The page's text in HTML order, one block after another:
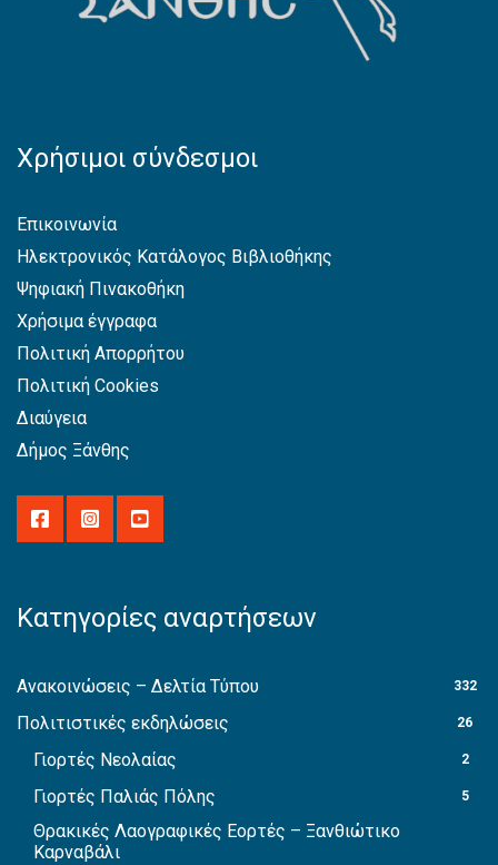
Χρήσιμοι σύνδεσμοι
Επικοινωνία
Ηλεκτρονικός Κατάλογος Βιβλιοθήκης
Ψηφιακή Πινακοθήκη
Χρήσιμα έγγραφα
Πολιτική Απορρήτου
Πολιτική Cookies
Διαύγεια
Δήμος Ξάνθης
Κατηγορίες αναρτήσεων
Ανακοινώσεις – Δελτία Τύπου 332
Πολιτιστικές εκδηλώσεις 26
Γιορτές Νεολαίας 2
Γιορτές Παλιάς Πόλης 5
Θρακικές Λαογραφικές Εορτές – Ξανθιώτικο
Καρναβάλι